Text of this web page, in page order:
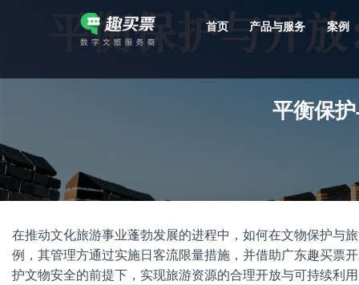
首页 产品与服务 案例
平衡保
在推动文化旅游事业蓬勃发展的进程中，如何在文物保护与
例，其管理方通过实施日客流限量措施，并借助广东趣买票
护文物安全的前提下，实现旅游资源的合理开放与可持续利